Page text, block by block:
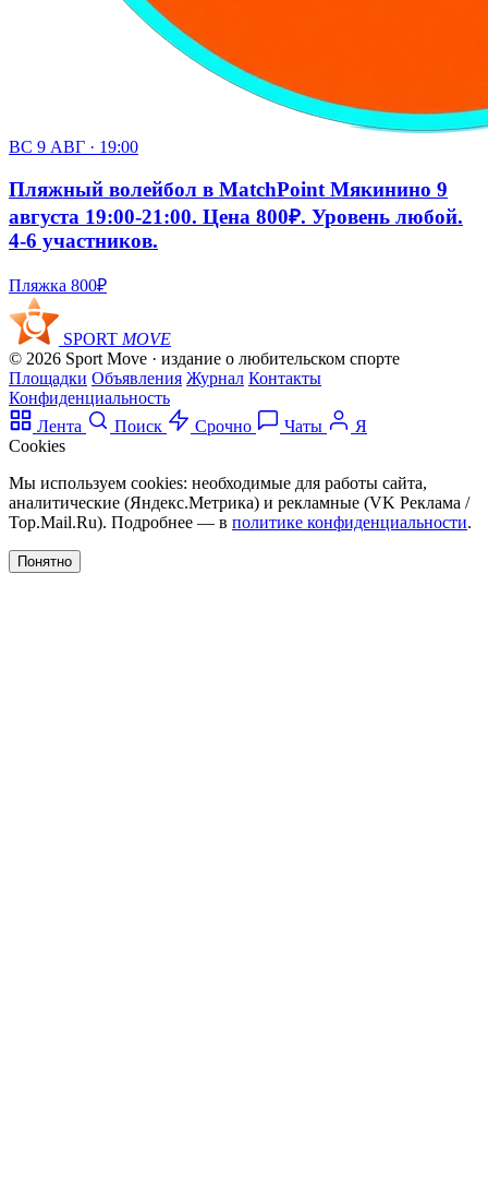
ВС 9 АВГ · 19:00
Пляжный волейбол в MatchPoint Мякинино 9
августа 19:00-21:00. Цена 800₽. Уровень любой.
4-6 участников.
Пляжка 800₽
SPORT MOVE
© 2026 Sport Move · издание о любительском спорте
Площадки Объявления Журнал Контакты
Конфиденциальность
Лента
Поиск Срочно Чаты
Я
Cookies
Мы используем cookies: необходимые для работы сайта,
аналитические (Яндекс.Метрика) и рекламные (VK Реклама /
Top.Mail.Ru). Подробнее — в политике конфиденциальности.
Понятно